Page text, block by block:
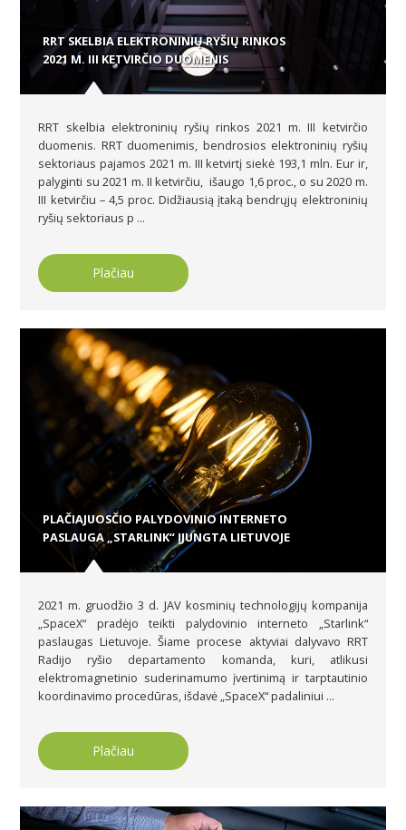
RRT SKELBIA ELEKTRONINIŲ RYŠIŲ RINKOS
2021 M. III KETVIRČIO DUOMENIS
RRT skelbia elektroninių ryšių rinkos 2021 m. III ketvirčio
duomenis. RRT duomenimis, bendrosios elektroninių ryšių
sektoriaus pajamos 2021 m. III ketvirtį siekė 193,1 mln. Eur ir,
palyginti su 2021 m. II ketvirčiu, išaugo 1,6 proc., o su 2020 m.
III ketvirčiu – 4,5 proc. Didžiausią įtaką bendrųjų elektroninių
ryšių sektoriaus p ...
Plačiau
PLAČIAJUOSČIO PALYDOVINIO INTERNETO
PASLAUGA „STARLINK“ ĮJUNGTA LIETUVOJE
2021 m. gruodžio 3 d. JAV kosminių technologijų kompanija
„SpaceX“ pradėjo teikti palydovinio interneto „Starlink“
paslaugas Lietuvoje. Šiame procese aktyviai dalyvavo RRT
Radijo ryšio departamento komanda, kuri, atlikusi
elektromagnetinio suderinamumo įvertinimą ir tarptautinio
koordinavimo procedūras, išdavė „SpaceX“ padaliniui ...
Plačiau